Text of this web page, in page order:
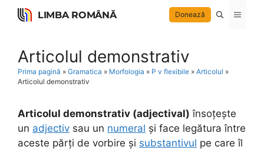
Skip
LIMBA ROMÂNĂ Donează Menu
Articolul demonstrativ
Prima pagină » Gramatica » Morfologia » P v flexibile » Articolul »
Articolul demonstrativ
Articolul demonstrativ (adjectival) însoțește
un adjectiv sau un numeral și face legătura între
aceste părți de vorbire și substantivul pe care îl